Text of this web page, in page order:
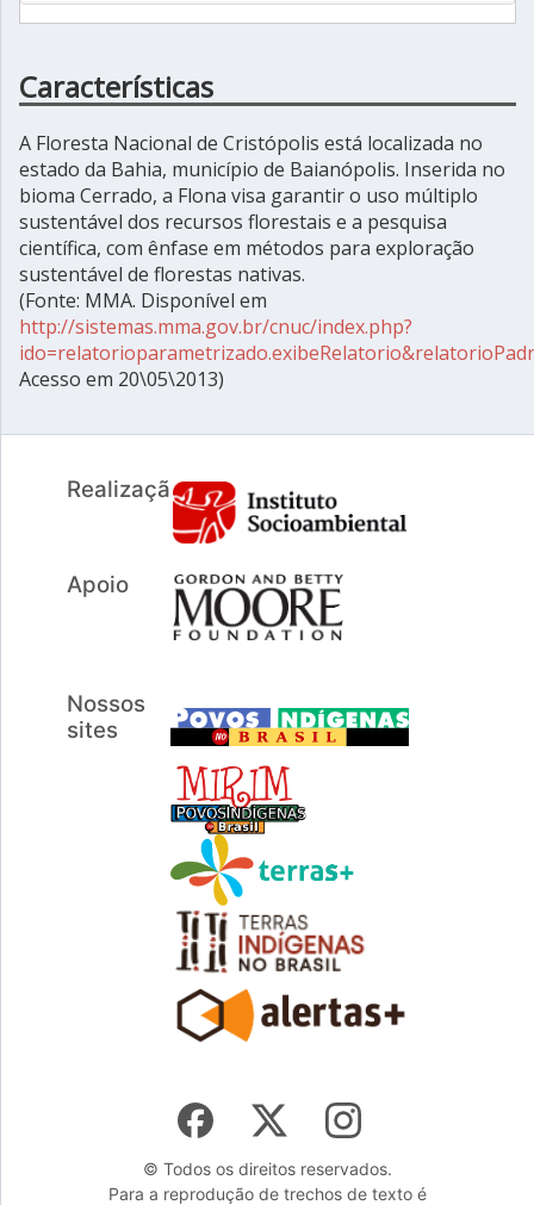
Características
A Floresta Nacional de Cristópolis está localizada no
estado da Bahia, município de Baianópolis. Inserida no
bioma Cerrado, a Flona visa garantir o uso múltiplo
sustentável dos recursos florestais e a pesquisa
científica, com ênfase em métodos para exploração
sustentável de florestas nativas.
(Fonte: MMA. Disponível em
http://sistemas.mma.gov.br/cnuc/index.php?
Acesso em 20\05\2013)